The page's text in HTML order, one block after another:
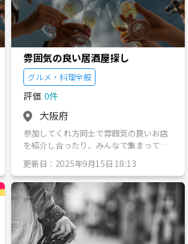
DVDとかを見てみんなで爆笑する ☆カラ
オケで順番で歌詞を歌っていくやつをや
って達成感を得る。 ☆人生とかを語り合
い結局酒呑んでるので人生なんかどーで
もいいかって良いところで妥協する
雰囲気の良い居酒屋探し
グルメ・料理全般
評価 0件
大阪府
参加してくれ方同士で雰囲気の良いお店
を紹介し合ったり、みんなで集まって食
ます^_^
更新日：2025年9月15日 18:13